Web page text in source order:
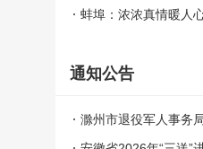
联谊会
蚌埠：浓浓真情暖人
通知公告
滁州市退役军人事务